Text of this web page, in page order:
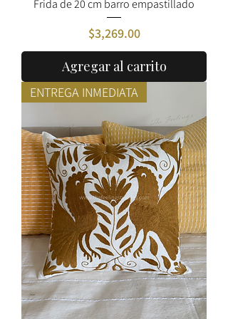
Frida de 20 cm barro empastillado
Precio
$3,269.00
Agregar al carrito
ENTREGA INMEDIATA